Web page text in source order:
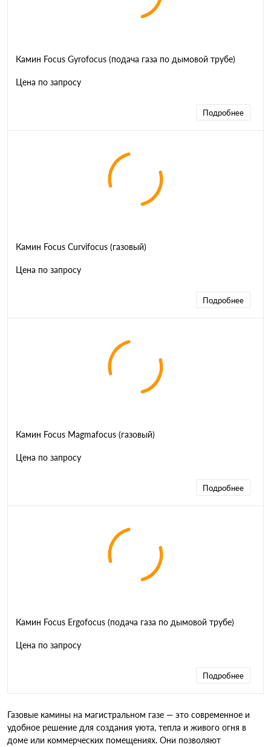
Камин Focus Gyrofocus (подача газа по дымовой трубе)
Цена по запросу
Подробнее
Камин Focus Curvifocus (газовый)
Цена по запросу
Подробнее
Камин Focus Magmafocus (газовый)
Цена по запросу
Подробнее
Камин Focus Ergofocus (подача газа по дымовой трубе)
Цена по запросу
Подробнее
Газовые камины на магистральном газе — это современное и
удобное решение для создания уюта, тепла и живого огня в
доме или коммерческих помещениях. Они позволяют